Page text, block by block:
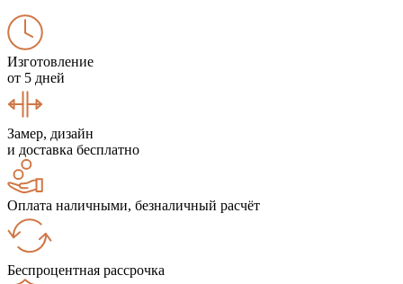
Изготовление
от 5 дней
Замер, дизайн
и доставка бесплатно
Оплата наличными, безналичный расчёт
Беспроцентная рассрочка